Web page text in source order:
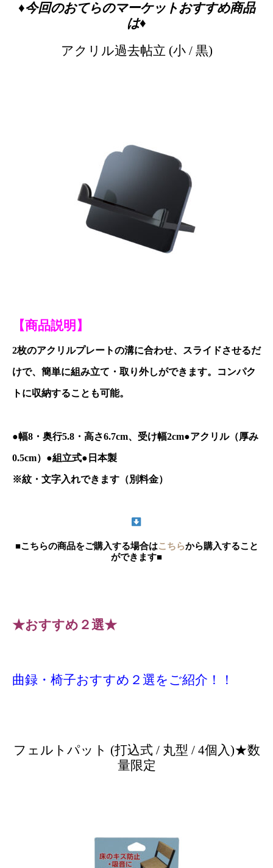
♦今回のおてらのマーケットおすすめ商品
は♦
アクリル過去帖立 (小 / 黒)
【商品説明】
2枚のアクリルプレートの溝に合わせ、スライドさせるだ
けで、簡単に組み立て・取り外しができます。コンパク
トに収納することも可能。
●幅8・奥行5.8・高さ6.7cm、受け幅2cm●アクリル（厚み
0.5cm）●組立式●日本製
※紋・文字入れできます（別料金）
■こちらの商品をご購入する場合はこちらから購入すること
ができます■
★おすすめ２選★
曲録・椅子おすすめ２選をご紹介！！
フェルトパット (打込式 / 丸型 / 4個入)★数
量限定